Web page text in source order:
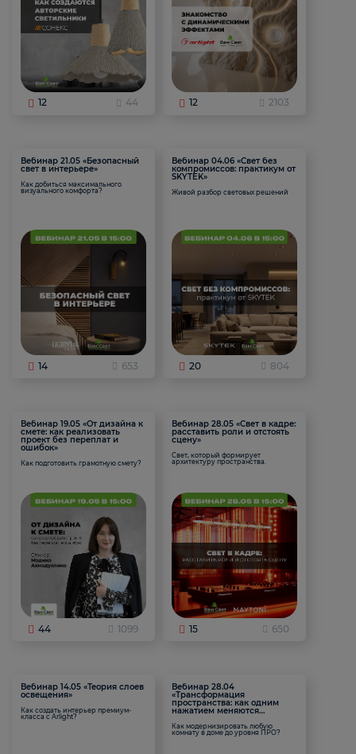
12 44 12 2103
Вебинар 21.05 «Безопасный
свет в интерьере»
Как добиться максимального
визуального комфорта?
14 653
Вебинар 04.06 «Свет без
компромиссов: практикум от
SKYTEK»
Живой разбор световых решений
20 804
Вебинар 19.05 «От дизайна к
смете: как реализовать
проект без переплат и
ошибок»
Как подготовить грамотную смету?
44 1099
Вебинар 28.05 «Свет в кадре:
расставить роли и отстоять
сцену»
Свет, который формирует
архитектуру пространства.
15 650
Вебинар 14.05 «Теория слоев
освещения»
Как создать интерьер премиум-
класса с Arlight?
Вебинар 28.04
«Трансформация
пространства: как одним
нажатием меняются
Как модернизировать любую
комнату в доме до уровня ПРО?